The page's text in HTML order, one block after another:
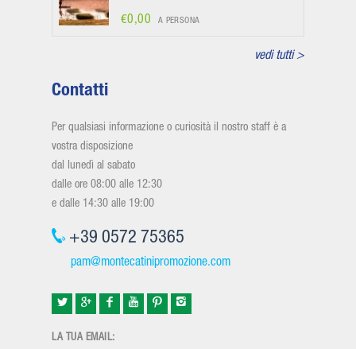
€0,00 A PERSONA
vedi tutti >
Contatti
Per qualsiasi informazione o curiosità il nostro staff è a
vostra disposizione
dal lunedì al sabato
dalle ore 08:00 alle 12:30
e dalle 14:30 alle 19:00
+39 0572 75365
pam@montecatinipromozione.com
LA TUA EMAIL: